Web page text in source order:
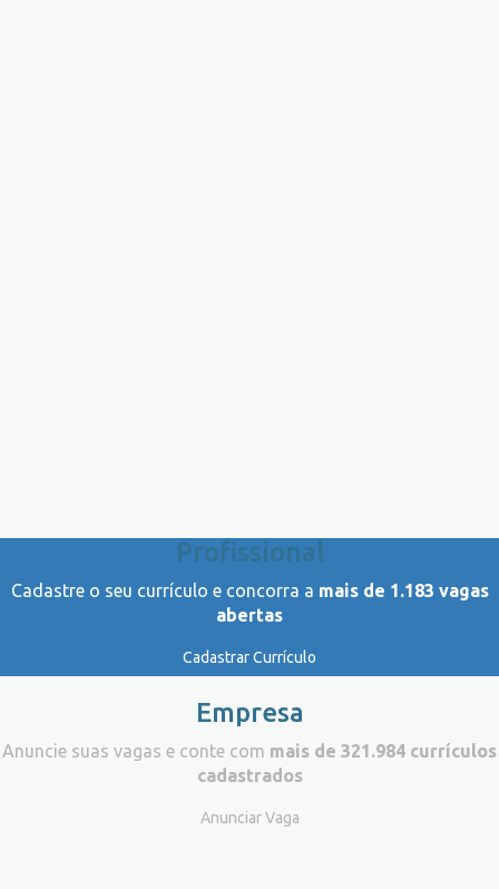
Profissional
Cadastre o seu currículo e concorra a mais de 1.183 vagas
abertas
Cadastrar Currículo
Empresa
Anuncie suas vagas e conte com mais de 321.984 currículos
cadastrados
Anunciar Vaga